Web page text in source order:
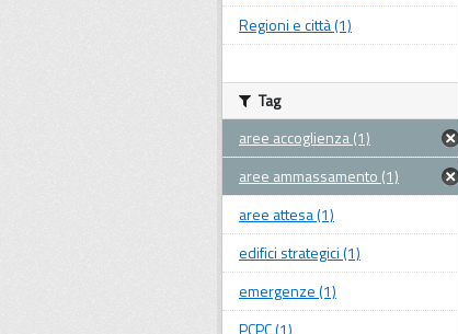
Regioni e città (1)
Tag
aree accoglienza (1)
aree ammassamento (1)
aree attesa (1)
edifici strategici (1)
emergenze (1)
PCPC (1)